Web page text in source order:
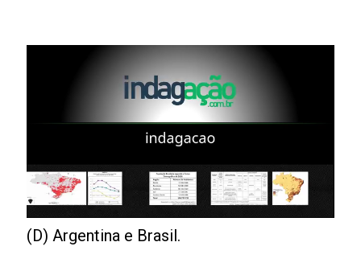
(D) Argentina e Brasil.